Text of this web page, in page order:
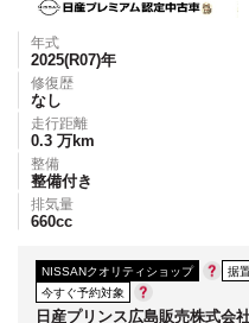
年式
2025(R07)年
修復歴
なし
走行距離
0.3 万km
整備
整備付き
排気量
660cc
NISSANクオリティショップ
据
今すぐ予約対象
日産プリンス広島販売株式会